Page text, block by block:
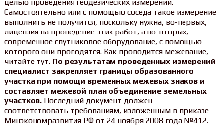
целью проведения геодезических измерений.
Самостоятельно или с помощью соседа такое измерение
выполнить не получится, поскольку нужна, во-первых,
лицензия на проведение этих работ, а во-вторых,
современное спутниковое оборудование, с помощью
которого они проводятся. Как проводится межевание,
читайте тут. По результатам проведенных измерений
специалист закрепляет границы образованного
участка при помощи временных межевых знаков и
составляет межевой план объединение земельных
участков.Последний документ должен
соответствовать требованиям, изложенным в приказе
Минэкономразвития РФ от 24 ноября 2008 года №412.